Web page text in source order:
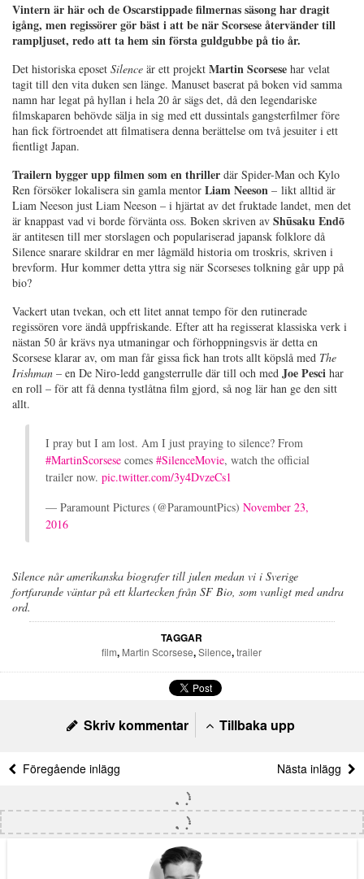
Vintern är här och de Oscarstippade filmernas säsong har dragit
igång, men regissörer gör bäst i att be när Scorsese återvänder till
rampljuset, redo att ta hem sin första guldgubbe på tio år.
Det historiska eposet Silence är ett projekt Martin Scorsese har velat
tagit till den vita duken sen länge. Manuset baserat på boken vid samma
namn har legat på hyllan i hela 20 år sägs det, då den legendariske
filmskaparen behövde sälja in sig med ett dussintals gangsterfilmer före
han fick förtroendet att filmatisera denna berättelse om två jesuiter i ett
fientligt Japan.
Trailern bygger upp filmen som en thriller där Spider-Man och Kylo
Ren försöker lokalisera sin gamla mentor Liam Neeson – likt alltid är
Liam Neeson just Liam Neeson – i hjärtat av det fruktade landet, men det
är knappast vad vi borde förvänta oss. Boken skriven av ShūsakuEndō
är antitesen till mer storslagen och populariserad japansk folklore då
Silence snarare skildrar en mer lågmäld historia om troskris, skriven i
brevform. Hur kommer detta yttra sig när Scorseses tolkning går upp på
bio?
Vackert utan tvekan, och ett litet annat tempo för den rutinerade
regissören vore ändå uppfriskande. Efter att ha regisserat klassiska verk i
nästan 50 år krävs nya utmaningar och förhoppningsvis är detta en
Scorsese klarar av, om man får gissa fick han trots allt köpslå med The
Irishman – en De Niro-ledd gangsterrulle där till och med Joe Pesci har
en roll – för att få denna tystlåtna film gjord, så nog lär han ge den sitt
allt.
I pray but I am lost. Am I just praying to silence? From
#MartinScorsese comes #SilenceMovie, watch the official
trailer now. pic.twitter.com/3y4DvzeCs1
— Paramount Pictures (@ParamountPics) November 23,
2016
Silence når amerikanska biografer till julen medan vi i Sverige
fortfarande väntar på ett klartecken från SF Bio, som vanligt med andra
ord.
TAGGAR
film, Martin Scorsese,Silence,trailer
Skriv kommentar Tillbaka upp
Föregående inlägg Nästa inlägg